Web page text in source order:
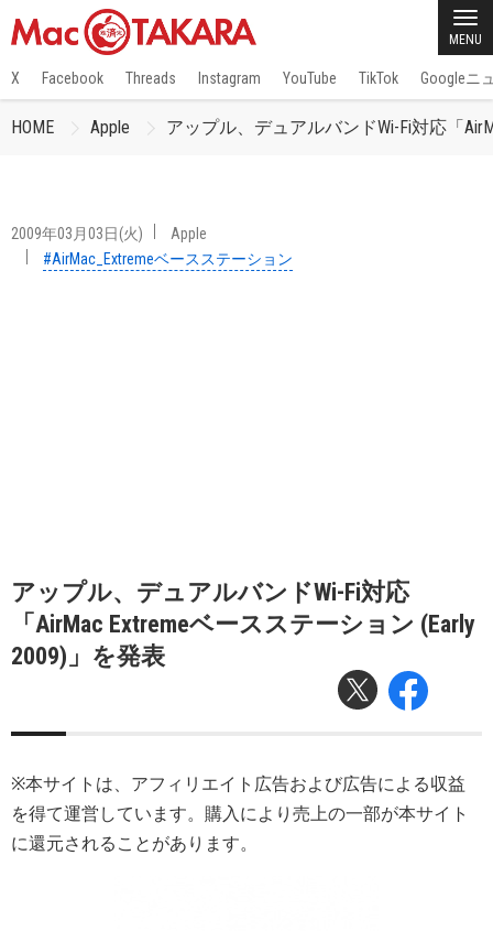
MENU
X Facebook Threads Instagram YouTube TikTok Googleニ
HOME Apple アップル、デュアルバンドWi-Fi対応「
2009年03月03日(火)
Apple
#AirMac_Extremeベースステーション
アップル、デュアルバンドWi-Fi対応
「AirMac Extremeベースステーション (Early
2009)」を発表
※本サイトは、アフィリエイト広告および広告による収益
を得て運営しています。購入により売上の一部が本サイト
に還元されることがあります。